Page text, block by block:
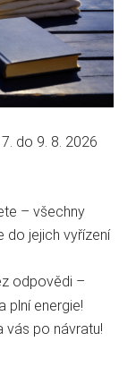
vše
do 9. 8. 2026
– všechny
do jejich vyřízení
odpovědi –
plní energie!
vás po návratu!